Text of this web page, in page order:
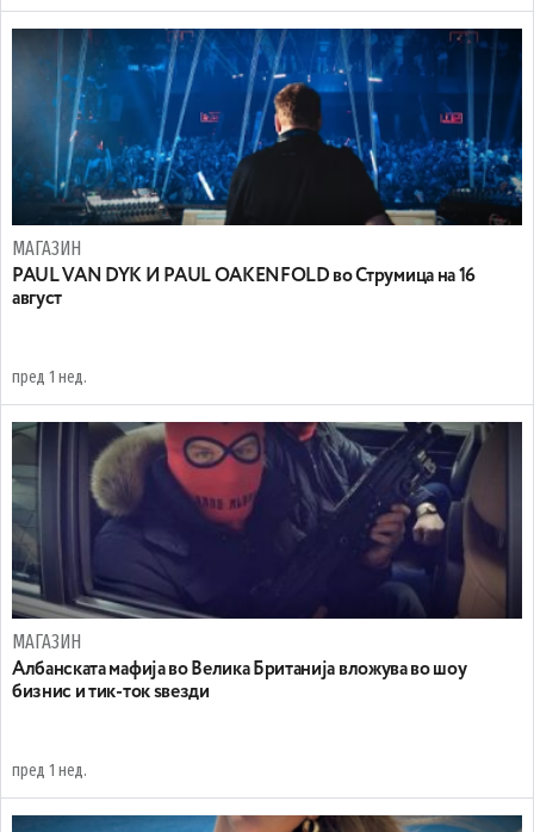
МАГАЗИН
PAUL VAN DYK И PAUL OAKENFOLD во Струмица на 16
август
пред 1 нед.
МАГАЗИН
Aлбанската мафија во Велика Британија вложува во шоу
бизнис и тик-ток ѕвезди
пред 1 нед.